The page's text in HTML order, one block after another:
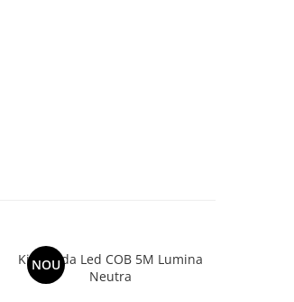
NOU
Kit Banda Led COB 5M Lumina
Neutra